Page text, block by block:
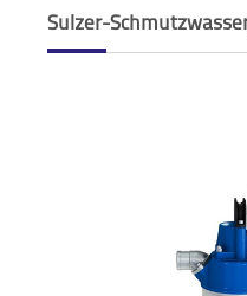
Anbaugeräte
Sulzer-